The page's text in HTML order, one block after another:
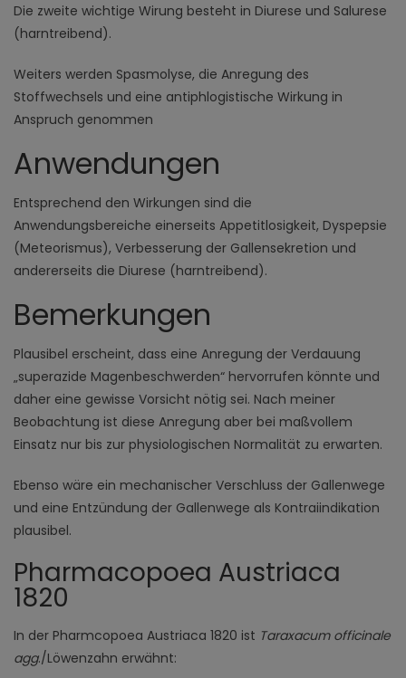
Die zweite wichtige Wirung besteht in Diurese und Salurese
(harntreibend).
Weiters werden Spasmolyse, die Anregung des
Stoffwechsels und eine antiphlogistische Wirkung in
Anspruch genommen
Anwendungen
Entsprechend den Wirkungen sind die
Anwendungsbereiche einerseits Appetitlosigkeit, Dyspepsie
(Meteorismus), Verbesserung der Gallensekretion und
andererseits die Diurese (harntreibend).
Bemerkungen
Plausibel erscheint, dass eine Anregung der Verdauung
„superazide Magenbeschwerden“ hervorrufen könnte und
daher eine gewisse Vorsicht nötig sei. Nach meiner
Beobachtung ist diese Anregung aber bei maßvollem
Einsatz nur bis zur physiologischen Normalität zu erwarten.
Ebenso wäre ein mechanischer Verschluss der Gallenwege
und eine Entzündung der Gallenwege als Kontraiindikation
plausibel.
Pharmacopoea Austriaca
1820
In der Pharmcopoea Austriaca 1820 ist Taraxacum officinale
agg./Löwenzahn erwähnt: